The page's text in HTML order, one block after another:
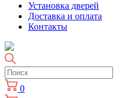
Установка дверей
Доставка и оплата
Контакты
0